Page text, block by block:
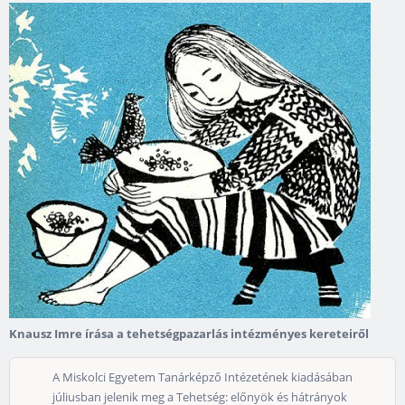
Knausz Imre írása a tehetségpazarlás intézményes kereteiről
A Miskolci Egyetem Tanárképző Intézetének kiadásában
júliusban jelenik meg a Tehetség: előnyök és hátrányok